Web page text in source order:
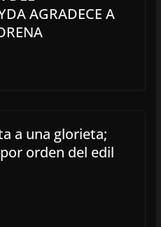
AGRADECE A
a una glorieta;
orden del edil